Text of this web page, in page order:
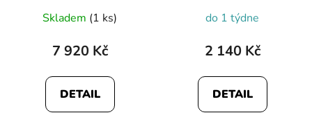
hodnocení
produktu
5,0
z
Skladem (1 ks)
7 920 Kč
DETAIL
do 1 týdne
2 140 Kč
DETAIL